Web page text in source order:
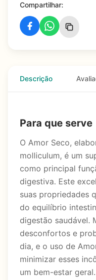
Compartilhar:
Descrição
Para que serve
O Amor Seco,
molliculum, é um
como principal
digestiva. Este
suas propriedades
do equilíbrio
digestão saudável.
desconfortos e
dia, e o uso de
minimizar esses
um bem-estar geral.